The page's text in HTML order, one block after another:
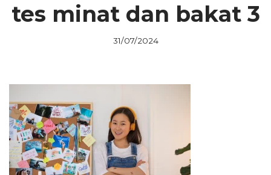
tes minat dan bakat 3
31/07/2024